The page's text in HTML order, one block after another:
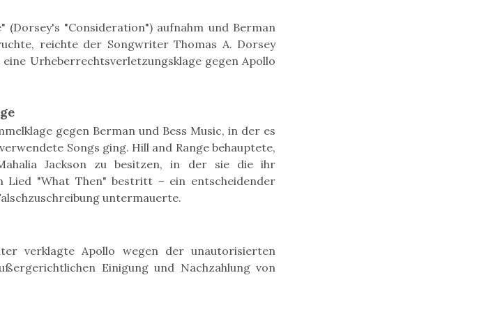
(Dorsey's "Consideration") aufnahm und Berman
reichte der Songwriter Thomas A. Dorsey
Urheberrechtsverletzungsklage gegen Apollo
gegen Berman und Bess Music, in der es
Songs ging. Hill and Range behauptete,
Jackson zu besitzen, in der sie die ihr
Lied "What Then" bestritt – ein entscheidender
untermauerte.
verklagte Apollo wegen der unautorisierten
Einigung und Nachzahlung von